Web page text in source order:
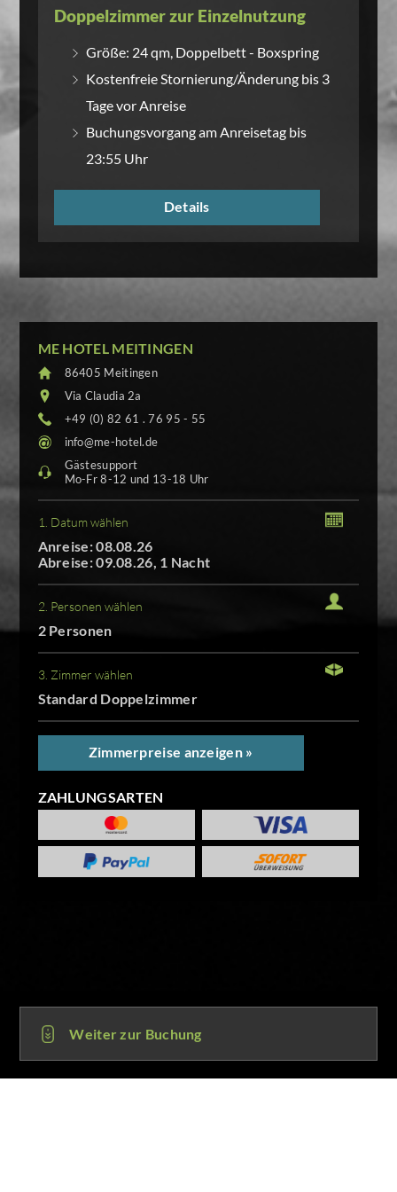
Weiter zur Buchung
Doppelzimmer zur Einzelnutzung
Größe: 24 qm, Doppelbett - Boxspring
Kostenfreie Stornierung/Änderung bis 3
Tage vor Anreise
Buchungsvorgang am Anreisetag bis
23:55 Uhr
Details
ME HOTEL MEITINGEN
86405 Meitingen
Via Claudia 2a
+49 (0) 82 61 . 76 95 - 55
info@me-hotel.de
Gästesupport
Mo-Fr 8-12 und 13-18 Uhr
1. Datum wählen
Anreise: 08.08.26
Abreise: 09.08.26, 1 Nacht
2. Personen wählen
2 Personen
3. Zimmer wählen
Standard Doppelzimmer
Zimmerpreise anzeigen »
ZAHLUNGSARTEN